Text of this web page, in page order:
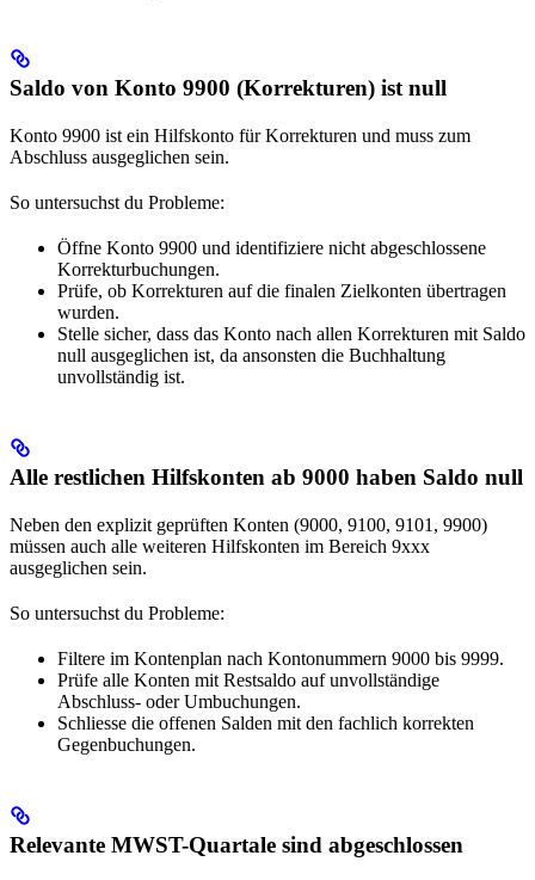
Saldo von Konto 9900 (Korrekturen) ist null
Konto 9900 ist ein Hilfskonto für Korrekturen und muss zum
Abschluss ausgeglichen sein.
So untersuchst du Probleme:
Öffne Konto 9900 und identifiziere nicht abgeschlossene
Korrekturbuchungen.
Prüfe, ob Korrekturen auf die finalen Zielkonten übertragen
wurden.
Stelle sicher, dass das Konto nach allen Korrekturen mit Saldo
null ausgeglichen ist, da ansonsten die Buchhaltung
unvollständig ist.
Alle restlichen Hilfskonten ab 9000 haben Saldo null
Neben den explizit geprüften Konten (9000, 9100, 9101, 9900)
müssen auch alle weiteren Hilfskonten im Bereich 9xxx
ausgeglichen sein.
So untersuchst du Probleme:
Filtere im Kontenplan nach Kontonummern 9000 bis 9999.
Prüfe alle Konten mit Restsaldo auf unvollständige
Abschluss- oder Umbuchungen.
Schliesse die offenen Salden mit den fachlich korrekten
Gegenbuchungen.
Relevante MWST-Quartale sind abgeschlossen